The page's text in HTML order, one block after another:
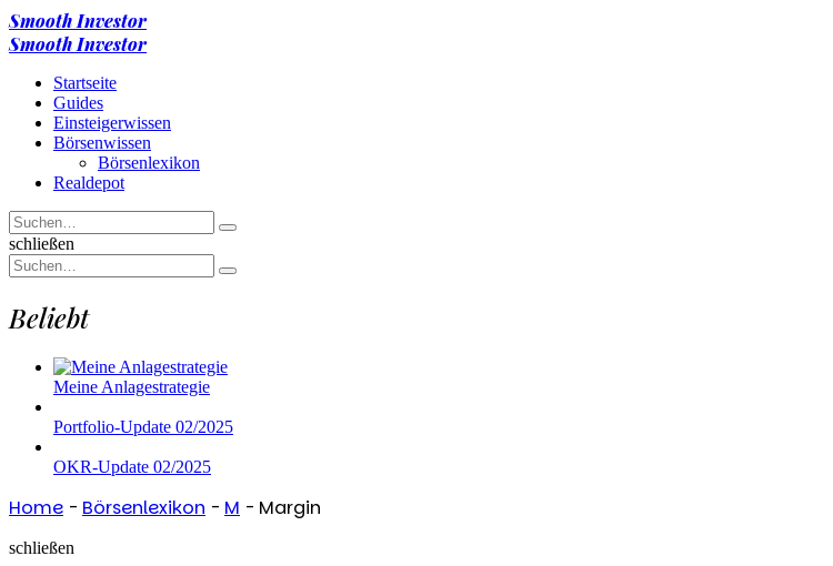
Menu
Smooth Investor
Suche
Menu
Smooth Investor
Startseite
Guides
Einsteigerwissen
Börsenwissen
Börsenlexikon
Realdepot
Suchen
nach
Suche
Suche
schließen
Suchen
nach
Suche
Beliebt
Meine Anlagestrategie
Portfolio-Update 02/2025
OKR-Update 02/2025
Home - Börsenlexikon - M - Margin
schließen